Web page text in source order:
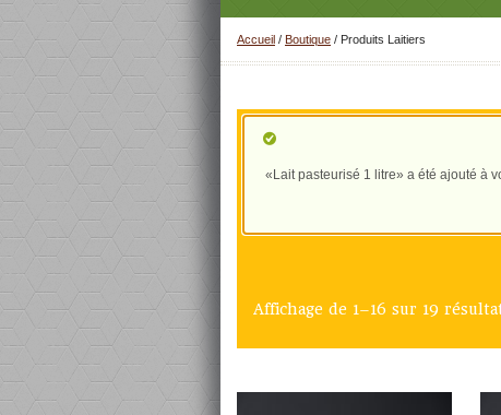
Accueil / Boutique / Produits Laitiers
«Lait pasteurisé 1 litre» a été ajouté à
Affichage de 1–16 sur 19
DÉTAILS